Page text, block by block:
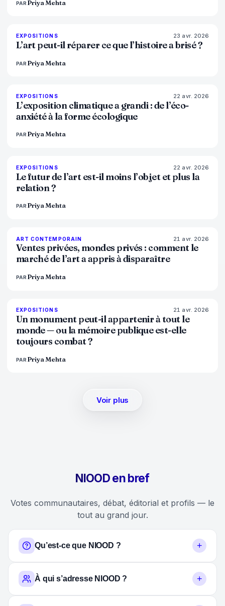
PAR Priya Mehta
79% 56
EXPOSITIONS 23 avr. 2026
L’art peut-il réparer ce que l’histoire a brisé ?
PAR Priya Mehta
74% 44
EXPOSITIONS 22 avr. 2026
L’exposition climatique a grandi : de l’éco-
anxiété à la forme écologique
PAR Priya Mehta
% 117
EXPOSITIONS 22 avr. 2026
Le futur de l’art est-il moins l’objet et plus la
relation ?
PAR Priya Mehta
72% 52
ART CONTEMPORAIN 21 avr. 2026
Ventes privées, mondes privés : comment le
marché de l’art a appris à disparaître
PAR Priya Mehta
77% 45
EXPOSITIONS 21 avr. 2026
Un monument peut-il appartenir à tout le
monde — ou la mémoire publique est-elle
toujours combat ?
PAR Priya Mehta
Voir plus
NIOOD en bref
Votes communautaires, débat, éditorial et profils — le
tout au grand jour.
Qu’est-ce que NIOOD ? +
À qui s’adresse NIOOD ? +